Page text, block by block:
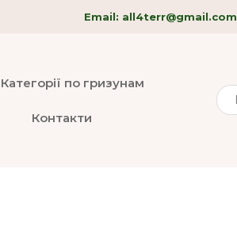
Email: all4terr@gmail.com
Категорії по гризунам
Контакти